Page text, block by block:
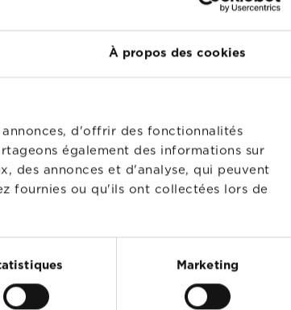
À propos des cookies
d'offrir des fonctionnalités
également des informations sur
des annonces et d'analyse, qui peuvent
fournies ou qu'ils ont collectées lors de
Marketing